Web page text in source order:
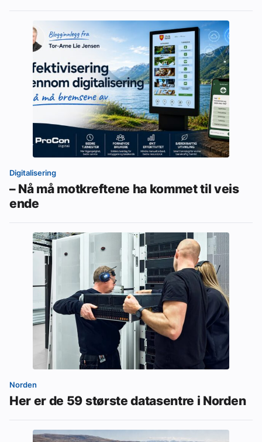
Digitalisering
– Nå må motkreftene ha kommet til veis
ende
Norden
Her er de 59 største datasentre i Norden